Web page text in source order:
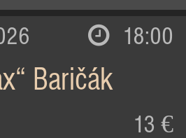
18:00
Baričák
13 €